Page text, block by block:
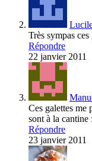
Très sympas ces
Répondre
22 janvier 2011
Ces galettes me
sont à la cantine
Répondre
23 janvier 2011